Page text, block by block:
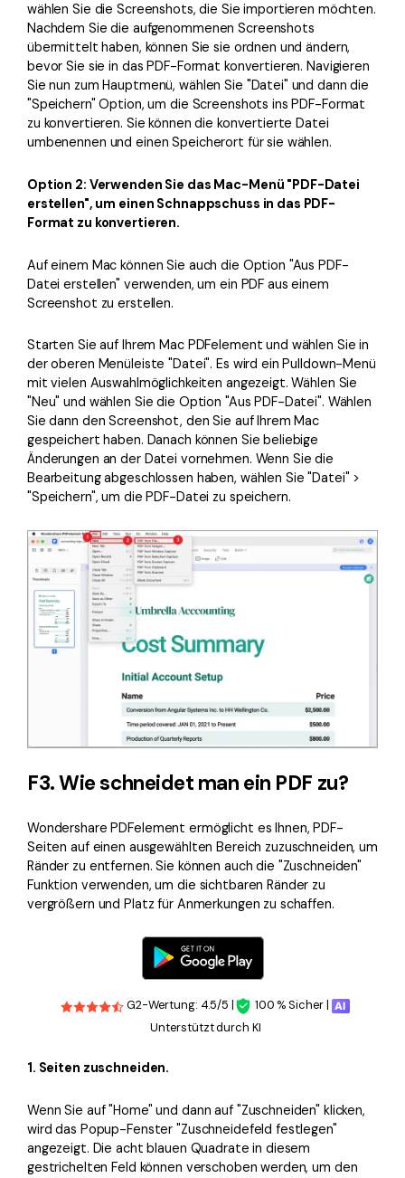
wählen Sie die Screenshots, die Sie importieren möchten.
Nachdem Sie die aufgenommenen Screenshots
übermittelt haben, können Sie sie ordnen und ändern,
bevor Sie sie in das PDF-Format konvertieren. Navigieren
Sie nun zum Hauptmenü, wählen Sie "Datei" und dann die
"Speichern" Option, um die Screenshots ins PDF-Format
zu konvertieren. Sie können die konvertierte Datei
umbenennen und einen Speicherort für sie wählen.
Option 2: Verwenden Sie das Mac-Menü "PDF-Datei
erstellen", um einen Schnappschuss in das PDF-
Format zu konvertieren.
Auf einem Mac können Sie auch die Option "Aus PDF-
Datei erstellen" verwenden, um ein PDF aus einem
Screenshot zu erstellen.
Starten Sie auf Ihrem Mac PDFelement und wählen Sie in
der oberen Menüleiste "Datei". Es wird ein Pulldown-Menü
mit vielen Auswahlmöglichkeiten angezeigt. Wählen Sie
"Neu" und wählen Sie die Option "Aus PDF-Datei". Wählen
Sie dann den Screenshot, den Sie auf Ihrem Mac
gespeichert haben. Danach können Sie beliebige
Änderungen an der Datei vornehmen. Wenn Sie die
Bearbeitung abgeschlossen haben, wählen Sie "Datei" >
"Speichern", um die PDF-Datei zu speichern.
F3. Wie schneidet man ein PDF zu?
Wondershare PDFelement ermöglicht es Ihnen, PDF-
Seiten auf einen ausgewählten Bereich zuzuschneiden, um
Ränder zu entfernen. Sie können auch die "Zuschneiden"
Funktion verwenden, um die sichtbaren Ränder zu
vergrößern und Platz für Anmerkungen zu schaffen.
G2-Wertung: 4.5/5 |
100 % Sicher |
Unterstützt durch KI
1. Seiten zuschneiden.
Wenn Sie auf "Home" und dann auf "Zuschneiden" klicken,
wird das Popup-Fenster "Zuschneidefeld festlegen"
angezeigt. Die acht blauen Quadrate in diesem
gestrichelten Feld können verschoben werden, um den